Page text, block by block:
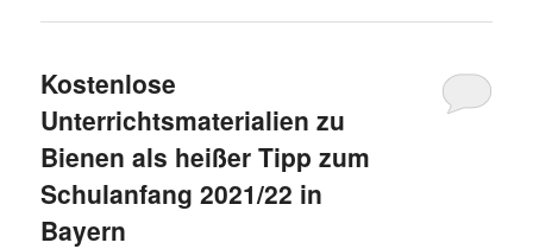
Kostenlose
Unterrichtsmaterialien zu
Bienen als heißer Tipp zum
Schulanfang 2021/22 in
Bayern